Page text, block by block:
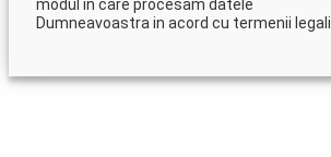
modul in care procesam datele
Dumneavoastra in acord cu termenii legali.